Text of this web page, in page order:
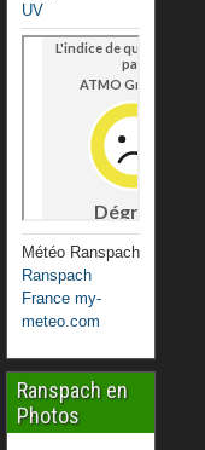
UV
Météo Ranspach
Ranspach
France my-
meteo.com
Ranspach en
Photos